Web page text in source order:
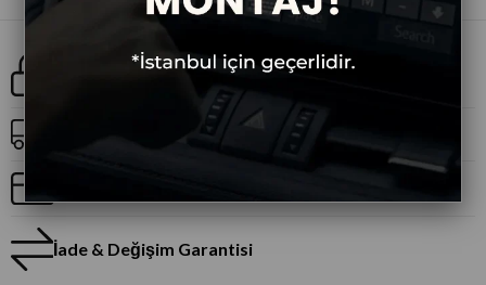
Güvenli Alışveriş
İade & Değişim Garantisi